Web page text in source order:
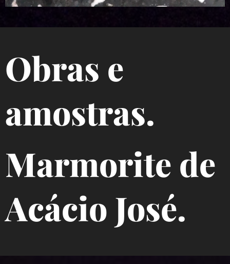
Obras e
amostras.
Marmorite de
Acácio José.